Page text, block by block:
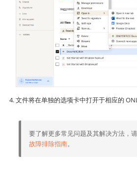
文件将在单独的选项卡中打开于相应的
要了解更多常见问题及其解决方法，
故障排除指南。